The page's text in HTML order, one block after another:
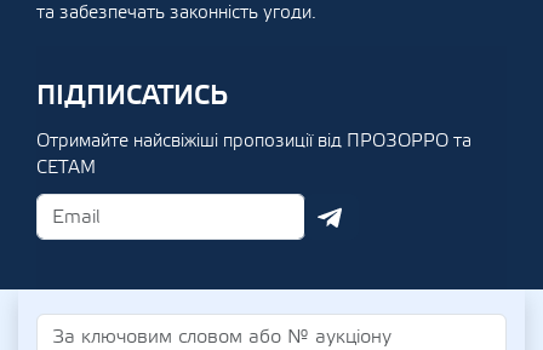
та забезпечать законність угоди.
ПІДПИСАТИСЬ
Отримайте найсвіжіші пропозиції від ПРОЗОРРО та
СЕТАМ